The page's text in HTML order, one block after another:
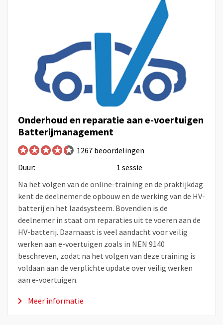
Onderhoud en reparatie aan e-voertuigen
Batterijmanagement
1267 beoordelingen
Duur:
1 sessie
Na het volgen van de online-training en de praktijkdag
kent de deelnemer de opbouw en de werking van de HV-
batterij en het laadsysteem. Bovendien is de
deelnemer in staat om reparaties uit te voeren aan de
HV-batterij. Daarnaast is veel aandacht voor veilig
werken aan e-voertuigen zoals in NEN 9140
beschreven, zodat na het volgen van deze training is
voldaan aan de verplichte update over veilig werken
aan e-voertuigen.
Meer informatie